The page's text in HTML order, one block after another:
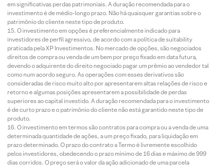
em significativas perdas patrimoniais. A duração recomendada para o
investimento é de médio-longo prazo. Não há quaisquer garantias sobre o
patrimônio do cliente neste tipo de produto.
O investimento em opções é preferencialmente indicado para
investidores de perfil agressivo, de acordo com a política de suitability
praticada pela XP Investimentos. No mercado de opções, são negociados
direitos de compra ou venda de um bem por preço fixado em data futura,
devendo o adquirente do direito negociado pagar um prêmio ao vendedor tal
como num acordo seguro. As operações com esses derivativos são
consideradas de risco muito alto por apresentarem altas relações de risco e
retorno e algumas posições apresentarem a possibilidade de perdas
superiores ao capital investido. A duração recomendada para o investimento
é de curto prazo e o patrimônio do cliente não está garantido neste tipo de
produto.
O investimento em termos são contratos para compra ou a venda de uma
determinada quantidade de ações, a um preço fixado, para liquidação em
prazo determinado. O prazo do contrato a Termo é livremente escolhido
pelos investidores, obedecendo o prazo mínimo de 16 dias e máximo de 999
dias corridos. O preço será o valor da ação adicionado de uma parcela